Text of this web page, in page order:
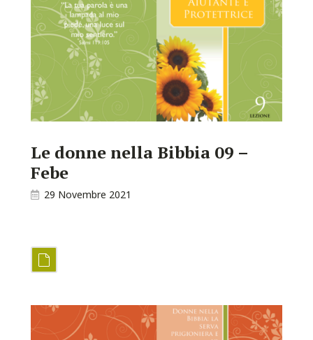
Le donne nella Bibbia 09 –
Febe
29 Novembre 2021